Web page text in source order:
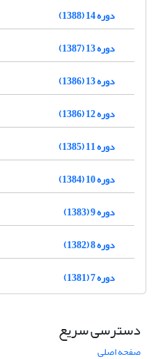
دوره 14 (1388)
دوره 13 (1387)
دوره 13 (1386)
دوره 12 (1386)
دوره 11 (1385)
دوره 10 (1384)
دوره 9 (1383)
دوره 8 (1382)
دوره 7 (1381)
دسترسی سریع
صفحه اصلی